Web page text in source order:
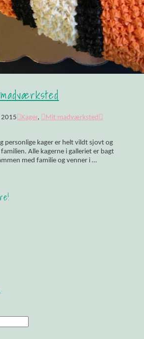
Kager,
Mit madværksted
personlige kager er helt vildt sjovt og
Alle kagerne i galleriet er bagt
med familie og venner i …